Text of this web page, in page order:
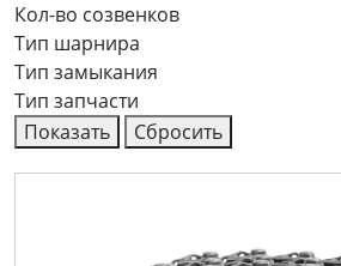
Кол-во созвенков
Тип шарнира
Тип замыкания
Тип запчасти